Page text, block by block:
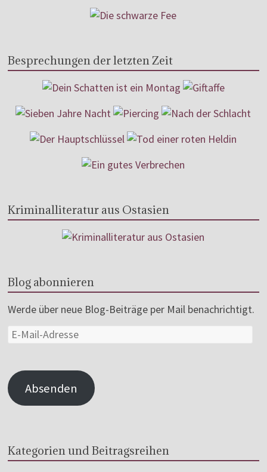
Besprechungen der letzten Zeit
Kriminalliteratur aus Ostasien
Blog abonnieren
Werde über neue Blog-Beiträge per Mail benachrichtigt.
Absenden
Kategorien und Beitragsreihen